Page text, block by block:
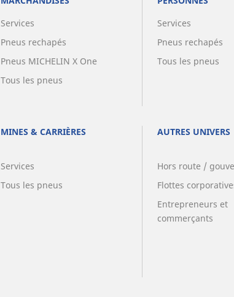
Services
Pneus rechapés
Pneus MICHELIN X One
Tous les pneus
Services
Pneus rechapés
Tous les pneus
MINES & CARRIÈRES
Services
Tous les pneus
AUTRES UNIVERS
Hors route /
Flottes
Entrepreneurs et
commerçants